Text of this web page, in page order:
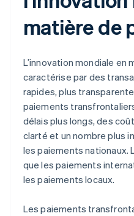
matière de
L’innovation mondiale
caractérise par des
rapides, plus
paiements
délais plus longs, des
clarté et un nombre plus
les paiements nationaux.
que les paiements
les paiements locaux.
Les paiements